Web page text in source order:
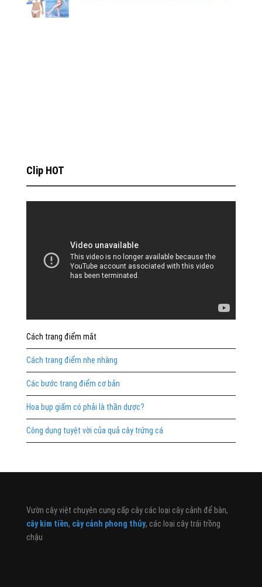
Clip HOT
Cách trang điểm mắt
Cách trang điểm nhẹ nhàng
Các bước trang điểm cơ bản
Hoa bụp giấm có phải là thần dược?
Công dụng tuyệt vời của quả cây trứng cá
Vườn cây việt chuyên cung cấp cây các loại cây cảnh để bàn,
cây kim tiền, cây cảnh phong thủy, các loại cây trái trồng
chậu